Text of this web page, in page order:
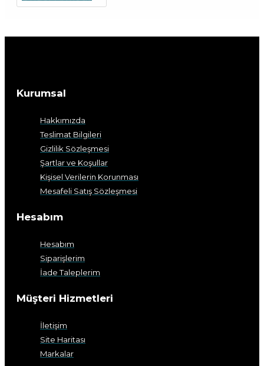
Kurumsal
Hakkımızda
Teslimat Bilgileri
Gizlilik Sözleşmesi
Şartlar ve Koşullar
Kişisel Verilerin Korunması
Mesafeli Satış Sözleşmesi
Hesabım
Hesabım
Siparişlerim
İade Taleplerim
Müşteri Hizmetleri
İletişim
Site Haritası
Markalar